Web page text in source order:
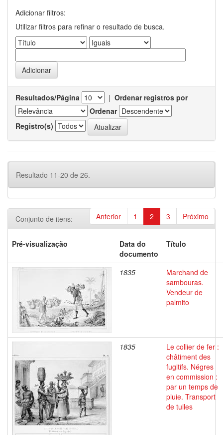
Adicionar filtros:
Utilizar filtros para refinar o resultado de busca.
Resultados/Página | Ordenar registros por
Ordenar
Registro(s)
Resultado 11-20 de 26.
Anterior 1 2 3 Próximo
Conjunto de itens:
Pré-visualização
Data do
documento
Título
1835
Marchand de
sambouras.
Vendeur de
palmito
1835
Le collier de fer :
châtiment des
fugitifs. Négres
en commission :
par un temps de
pluie. Transport
de tuiles